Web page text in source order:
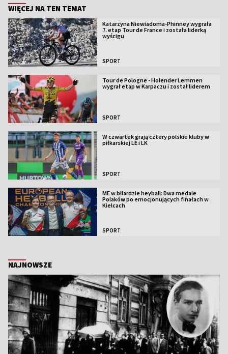
WIĘCEJ NA TEN TEMAT
Katarzyna Niewiadoma-Phinney wygrała
7. etap Tour de France i została liderką
wyścigu
SPORT
Tour de Pologne - Holender Lemmen
wygrał etap w Karpaczu i został liderem
SPORT
W czwartek grają cztery polskie kluby w
piłkarskiej LE i LK
SPORT
ME w bilardzie heyball: Dwa medale
Polaków po emocjonujących finałach w
Kielcach
SPORT
NAJNOWSZE